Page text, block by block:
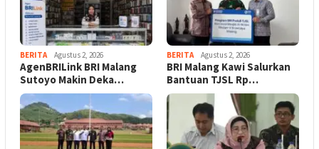
BERITA Agustus 2, 2026
AgenBRILink BRI Malang
Sutoyo Makin Deka…
BERITA Agustus 2, 2026
BRI Malang Kawi Salurkan
Bantuan TJSL Rp…